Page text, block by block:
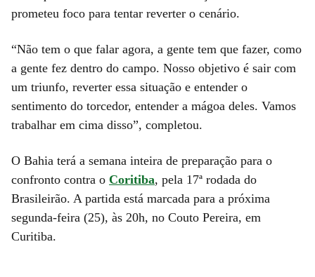
prometeu foco para tentar reverter o cenário.
“Não tem o que falar agora, a gente tem que fazer, como
a gente fez dentro do campo. Nosso objetivo é sair com
um triunfo, reverter essa situação e entender o
sentimento do torcedor, entender a mágoa deles. Vamos
trabalhar em cima disso”, completou.
O Bahia terá a semana inteira de preparação para o
confronto contra o Coritiba, pela 17ª rodada do
Brasileirão. A partida está marcada para a próxima
segunda-feira (25), às 20h, no Couto Pereira, em
Curitiba.